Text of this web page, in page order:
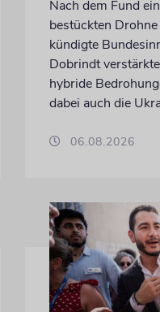
Nach dem Fund
bestückten
kündigte
Dobrindt
hybride
dabei auch die
06.08.2026